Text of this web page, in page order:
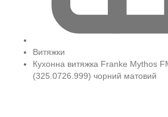
Витяжки
Кухонна витяжка Franke Mythos
(325.0726.999) чорний матовий